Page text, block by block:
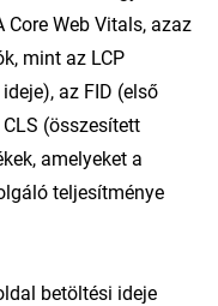
Web Vitals, azaz
mint az LCP
az FID (első
(összesített
amelyeket a
teljesítménye
betöltési ideje